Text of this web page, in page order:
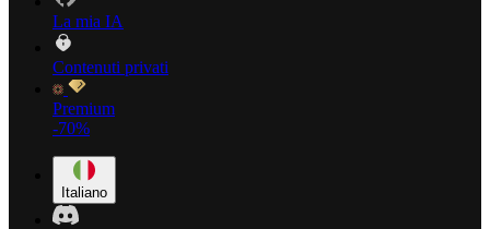
La mia IA
Contenuti privati
Premium
-70%
Italiano